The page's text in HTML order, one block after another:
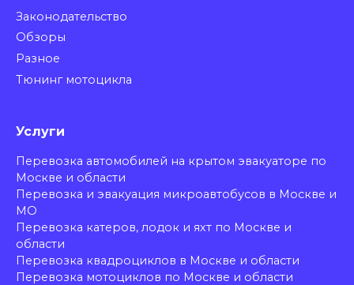
Законодательство
Обзоры
Разное
Тюнинг мотоцикла
Услуги
Перевозка автомобилей на крытом эвакуаторе по
Москве и области
Перевозка и эвакуация микроавтобусов в Москве и
МО
Перевозка катеров, лодок и яхт по Москве и
области
Перевозка квадроциклов в Москве и области
Перевозка мотоциклов по Москве и области